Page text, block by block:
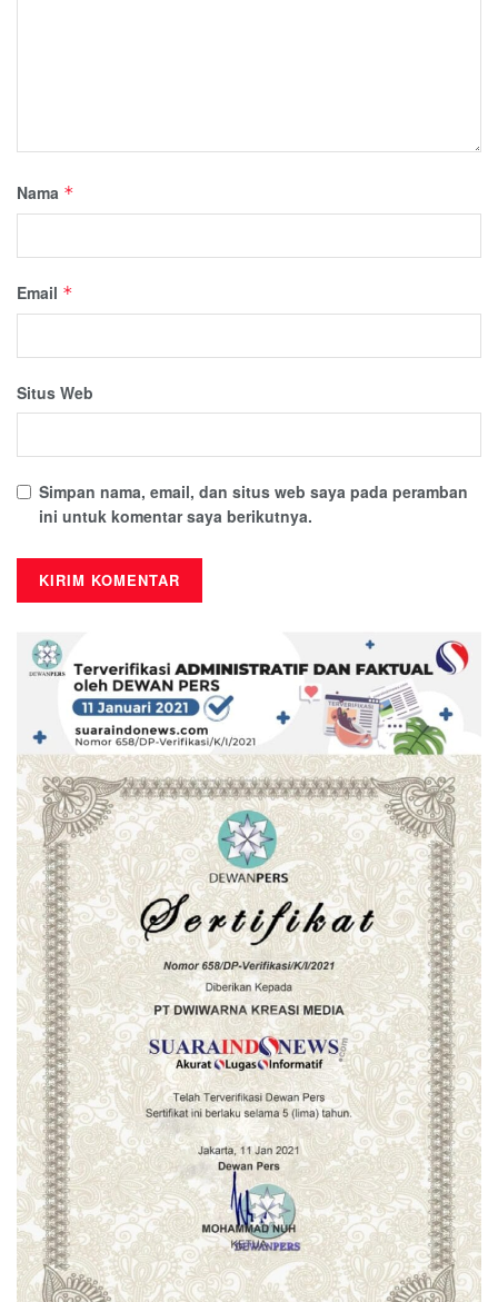
Nama *
Email *
Situs Web
Simpan nama, email, dan situs web saya pada peramban
ini untuk komentar saya berikutnya.